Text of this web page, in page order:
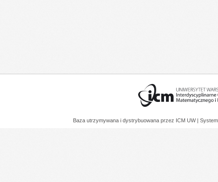
Baza utrzymywana i dystrybuowana przez ICM UW |